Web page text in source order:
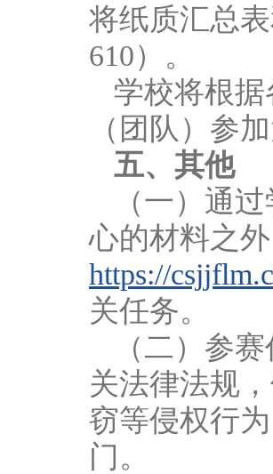
将纸质汇总
610）。
学校将根
（团队）参
五、其他
（一）通
心的材料之
https://
关任务。
（二）参
关法律法规
窃等侵权行
门。